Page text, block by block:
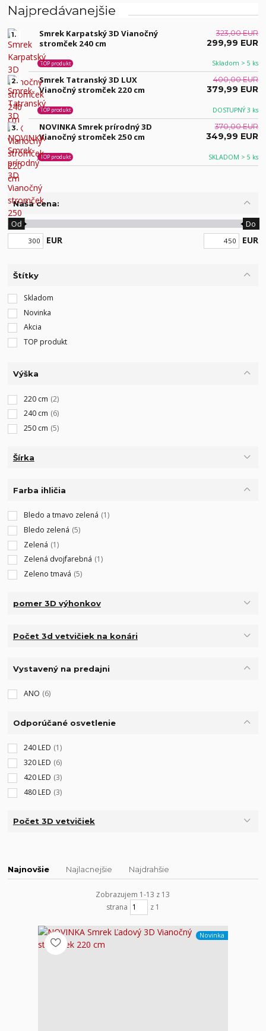
Najpredávanejšie
1.
Smrek Karpatský 3D Vianočný
stromček 240 cm
Skladom > 5 ks
TOP produkt
323,00 EUR
299,99 EUR
2.
Smrek Tatranský 3D LUX
Vianočný stromček 220 cm
DOSTUPNÝ 3 ks
TOP produkt
400,00 EUR
379,99 EUR
3.
NOVINKA Smrek prírodný 3D
Vianočný stromček 250 cm
SKLADOM > 5 ks
TOP produkt
370,00 EUR
349,99 EUR
Naša cena:
EUR
Od Do
EUR
Štítky
Skladom
Novinka
Akcia
TOP produkt
Výška
220 cm (2)
240 cm (6)
250 cm (5)
Šírka
Farba ihličia
Bledo a tmavo zelená (1)
Bledo zelená (5)
Zelená (1)
Zelená dvojfarebná (1)
Zeleno tmavá (5)
pomer 3D výhonkov
Počet 3d vetvičiek na konári
Vystavený na predajni
ANO (6)
Odporúčané osvetlenie
240 LED (1)
320 LED (6)
420 LED (3)
480 LED (3)
Počet 3D vetvičiek
Najnovšie Najlacnejšie Najdrahšie
Zobrazujem 1-13 z 13
strana
z 1
Novinka